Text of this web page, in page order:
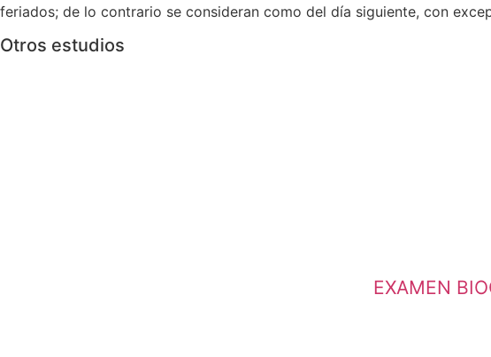
feriados; de lo contrario se consideran como del día siguiente, con
Otros estudios
EXAMEN